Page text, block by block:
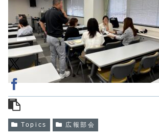
Topics 広報部会